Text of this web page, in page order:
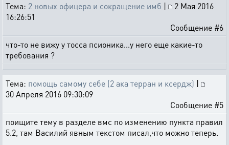
Тема: 2 новых офицера и сокращение имб |
2 Мая 2016
16:26:51
Сообщение #6
что-то не вижу у тосса псионика...у него еще какие-то
требования ?
Тема: помощь самому себе (2 ака терран и ксердж) |
30 Апреля 2016 09:30:09
Сообщение #5
поищите тему в разделе вмс по изменению пункта правил
5.2, там Василий явным текстом писал,что можно теперь.